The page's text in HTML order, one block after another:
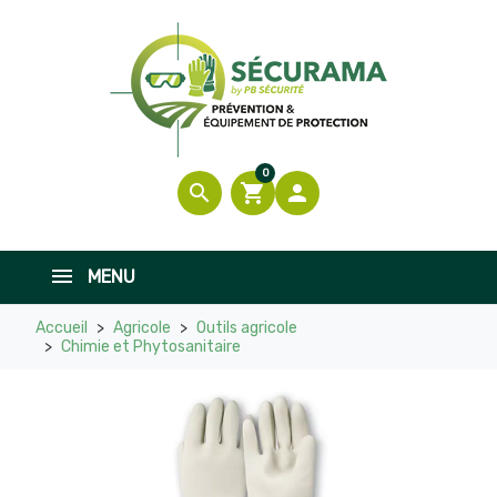
search shopping_cart
0

MENU
Accueil Agricole
Outils agricole
Chimie et Phytosanitaire